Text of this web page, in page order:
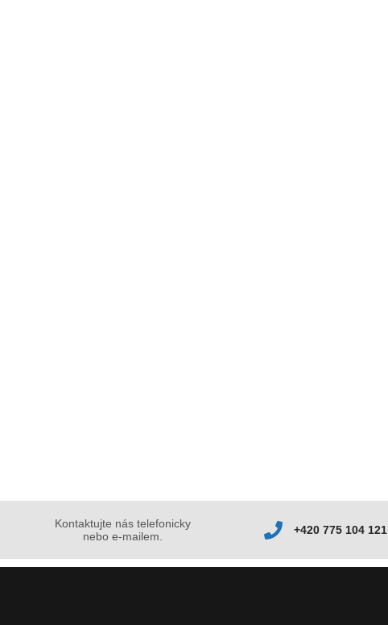
Kontaktujte nás telefonicky
nebo e-mailem.
+420 775 104 121